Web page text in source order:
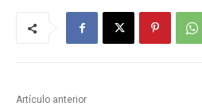
Artículo anterior